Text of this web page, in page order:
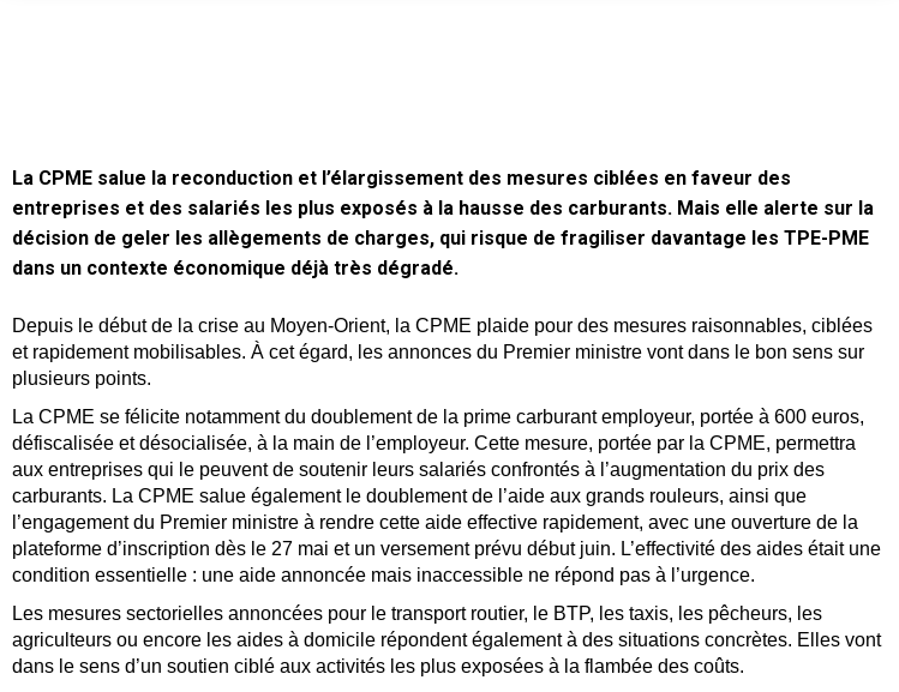
La CPME salue la reconduction et l’élargissement des mesures ciblées en faveur des
entreprises et des salariés les plus exposés à la hausse des carburants. Mais elle alerte sur la
décision de geler les allègements de charges, qui risque de fragiliser davantage les TPE-PME
dans un contexte économique déjà très dégradé.
Depuis le début de la crise au Moyen-Orient, la CPME plaide pour des mesures raisonnables, ciblées
et rapidement mobilisables. À cet égard, les annonces du Premier ministre vont dans le bon sens sur
plusieurs points.
La CPME se félicite notamment du doublement de la prime carburant employeur, portée à 600 euros,
défiscalisée et désocialisée, à la main de l’employeur. Cette mesure, portée par la CPME, permettra
aux entreprises qui le peuvent de soutenir leurs salariés confrontés à l’augmentation du prix des
carburants. La CPME salue également le doublement de l’aide aux grands rouleurs, ainsi que
l’engagement du Premier ministre à rendre cette aide effective rapidement, avec une ouverture de la
plateforme d’inscription dès le 27 mai et un versement prévu début juin. L’effectivité des aides était une
condition essentielle : une aide annoncée mais inaccessible ne répond pas à l’urgence.
Les mesures sectorielles annoncées pour le transport routier, le BTP, les taxis, les pêcheurs, les
agriculteurs ou encore les aides à domicile répondent également à des situations concrètes. Elles vont
dans le sens d’un soutien ciblé aux activités les plus exposées à la flambée des coûts.